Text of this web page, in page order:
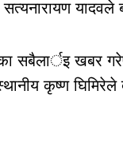
यादवले
सबैलार्इ खबर
कृष्ण घिमिरेले